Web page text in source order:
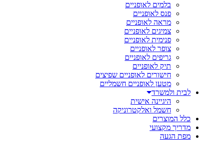
בלמים לאופניים
פנס לאופניים
מראה לאופניים
צמיגים לאופניים
פנימית לאופניים
צופר לאופניים
גריפים לאופניים
תיק לאופניים
חישורים לאופניים שפיצים
מטען לאופניים חשמליים
לבית ולמשרד
היגיינה אישית
חשמל ואלקטרוניקה
כלל המוצרים
מדריך מקצועי
מפת הגעה